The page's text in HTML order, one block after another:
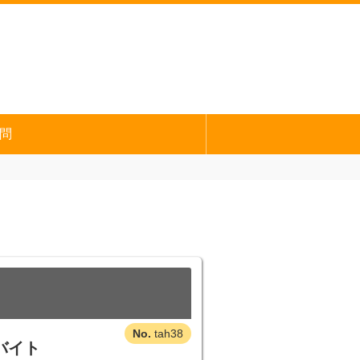
tah38
イト